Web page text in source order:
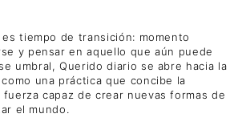
tiempo de transición: momento
y pensar en aquello que aún puede
umbral, Querido diario se abre hacia la
una práctica que concibe la
fuerza capaz de crear nuevas formas de
el mundo.